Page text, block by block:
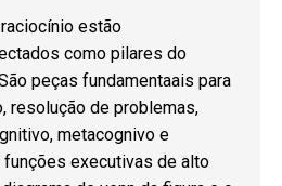
estão
como pilares do
peças fundamentaais para
resolução de problemas,
metacognivo e
executivas de alto